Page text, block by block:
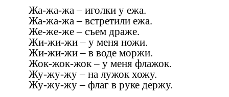
Жа-жа-жа – иголки у ежа.
Жа-жа-жа – встретили ежа.
Же-же-же – съем драже.
Жи-жи-жи – у меня ножи.
Жи-жи-жи – в воде моржи.
Жок-жок-жок – у меня флажок.
Жу-жу-жу – на лужок хожу.
Жу-жу-жу – флаг в руке держу.